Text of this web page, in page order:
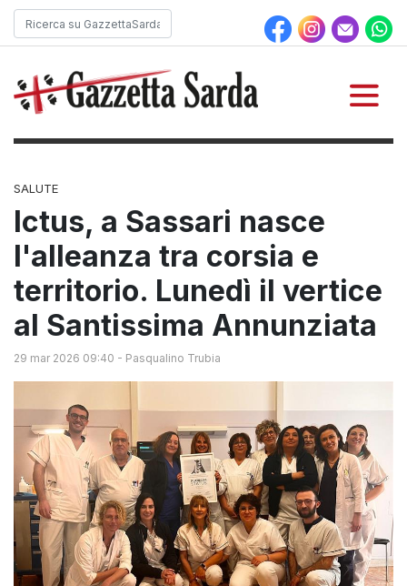
SALUTE
Ictus, a Sassari nasce
l'alleanza tra corsia e
territorio. Lunedì il vertice
al Santissima Annunziata
29 mar 2026 09:40 - Pasqualino Trubia